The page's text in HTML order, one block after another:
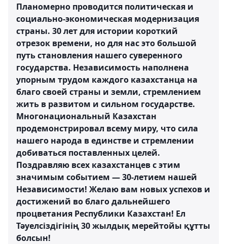
Планомерно проводится политическая и
социально-экономическая модернизация
страны. 30 лет для истории короткий
отрезок времени, но для нас это большой
путь становления нашего суверенного
государства. Независимость наполнена
упорным трудом каждого казахстанца на
благо своей страны и земли, стремлением
жить в развитом и сильном государстве.
Многонациональный Казахстан
продемонстрировал всему миру, что сила
нашего народа в единстве и стремлении
добиваться поставленных целей.
Поздравляю всех казахстанцев с этим
значимым событием — 30-летием нашей
Независимости! Желаю вам новых успехов и
достижений во благо дальнейшего
процветания Республики Казахстан! Ел
Тәуелсіздігінің 30 жылдық мерейтойы құтты
болсын!